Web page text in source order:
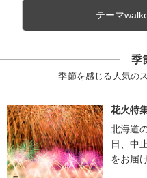
テーマ
季
季節を感じる人気の
花火特
北海道
日、中
をお届